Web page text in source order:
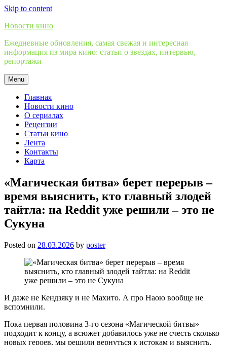
Skip to content
Новости кино
Ежедневные обновления, самая свежая и интересная
информация из мира кино: статьи о звездах, интервью,
репортажи
Menu
Главная
Новости кино
О сериалах
Рецензии
Статьи кино
Лента
Контакты
Карта
«Магическая битва» берет перерыв –
время выяснить, кто главный злодей
тайтла: на Reddit уже решили – это не
Сукуна
Posted on 28.03.2026 by poster
И даже не Кендзяку и не Махито. А про Наою вообще не
вспомнили.
Пока первая половина 3-го сезона «Магической битвы»
подходит к концу, а всюжет добавилось уже не счесть сколько
новых героев, мы решили вернуться к истокам и выяснить,